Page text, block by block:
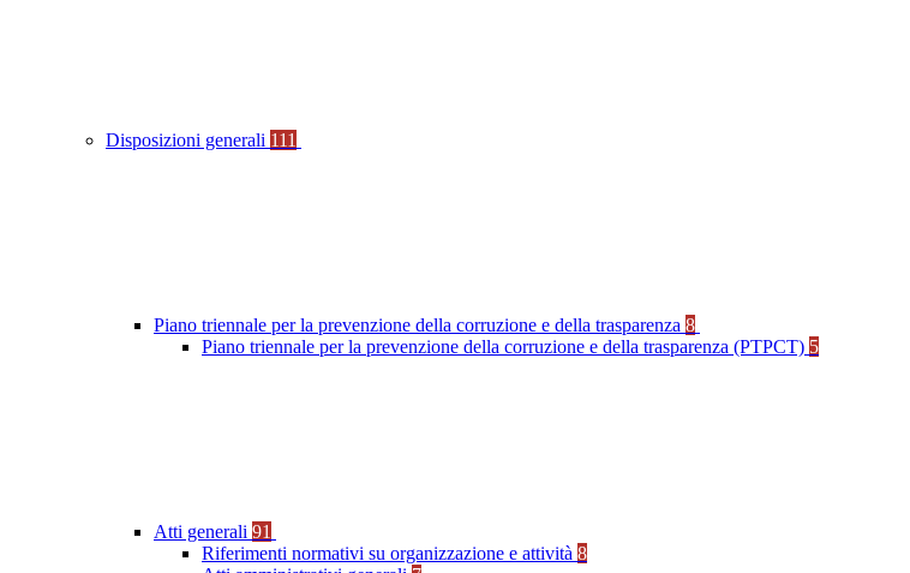
Disposizioni generali 111
Piano triennale per la prevenzione della corruzione e della trasparenza 8
Piano triennale per la prevenzione della corruzione e della trasparenza (PTPCT) 5
Atti generali 91
Riferimenti normativi su organizzazione e attività 8